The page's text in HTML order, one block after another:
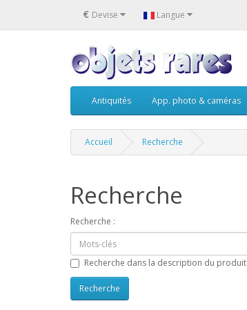
€ Devise Langue
Antiquités App. photo & caméras
Accueil Recherche
Recherche
Recherche :
Recherche dans la description du produit